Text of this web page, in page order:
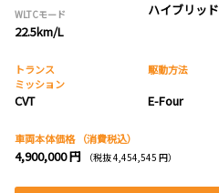
WLTCモード
22.5km/L
ハイブリッド
トランス
ミッション
CVT
駆動方法
E-Four
車両本体価格 （消費税込）
4,900,000 円 （税抜 4,454,545 円）